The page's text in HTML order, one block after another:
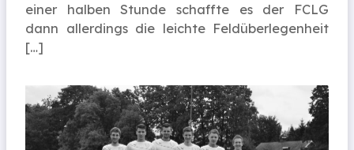
einer halben Stunde schaffte es der FCLG
dann allerdings die leichte Feldüberlegenheit
[…]